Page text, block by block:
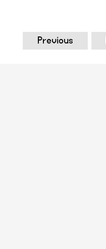
Previous